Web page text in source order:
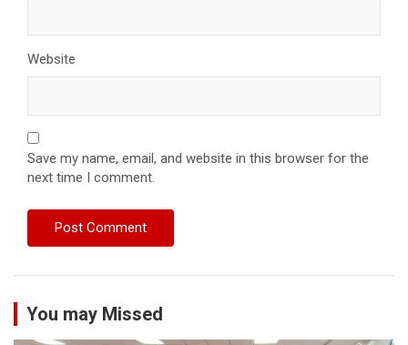
Website
Save my name, email, and website in this browser for the
next time I comment.
You may Missed